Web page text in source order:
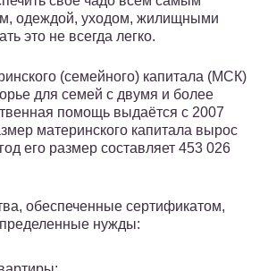
одеждой, уходом, жилищными
это не всегда легко.
(семейного) капитала (МСК)
для семей с двумя и более
помощь выдаётся с 2007
материнского капитала вырос
его размер составляет 453 026
обеспеченные сертификатом,
нужды: